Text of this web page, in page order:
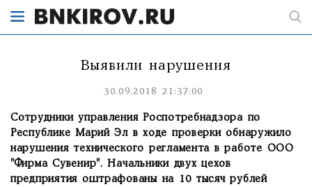
Выявили нарушения
30.09.2018 21:37:00
Сотрудники управления Роспотребнадзора по
Республике Марий Эл в ходе проверки обнаружило
нарушения технического регламента в работе ООО
"Фирма Сувенир". Начальники двух цехов
предприятия оштрафованы на 10 тысяч рублей